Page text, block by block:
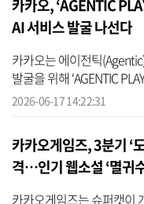
카카오, ‘AGENTIC
AI 서비스 발굴 나선다
카카오는 에이전틱
발굴을 위해 ‘AGENTIC
다. 이번 공모전은 카카오
2026-06-17 14:22:31
카카오게임즈, 3분기 ‘
격…인기 웹소설 ‘멸귀
장
카카오게임즈는 슈퍼캣이